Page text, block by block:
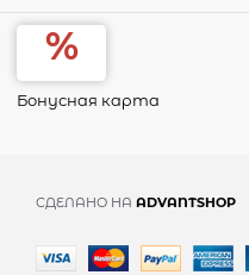
Бонусная карта
СДЕЛАНО НА ADVANTSHOP